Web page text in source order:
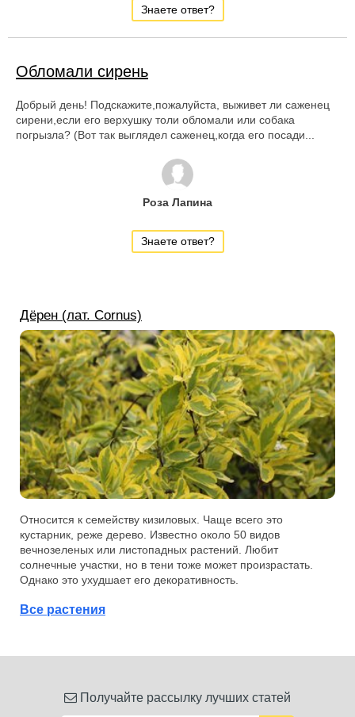
Знаете ответ?
Обломали сирень
Добрый день! Подскажите,пожалуйста, выживет ли саженец
сирени,если его верхушку толи обломали или собака
погрызла? (Вот так выглядел саженец,когда его посади...
Роза Лапина
Знаете ответ?
Дёрен (лат. Cornus)
Относится к семейству кизиловых. Чаще всего это
кустарник, реже дерево. Известно около 50 видов
вечнозеленых или листопадных растений. Любит
солнечные участки, но в тени тоже может произрастать.
Однако это ухудшает его декоративность.
Все растения
Получайте рассылку лучших статей